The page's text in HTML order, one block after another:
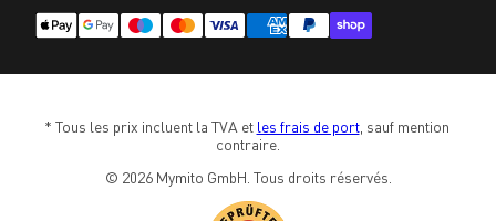
* Tous les prix incluent la TVA et les frais de port, sauf mention
contraire.
© 2026 Mymito GmbH. Tous droits réservés.